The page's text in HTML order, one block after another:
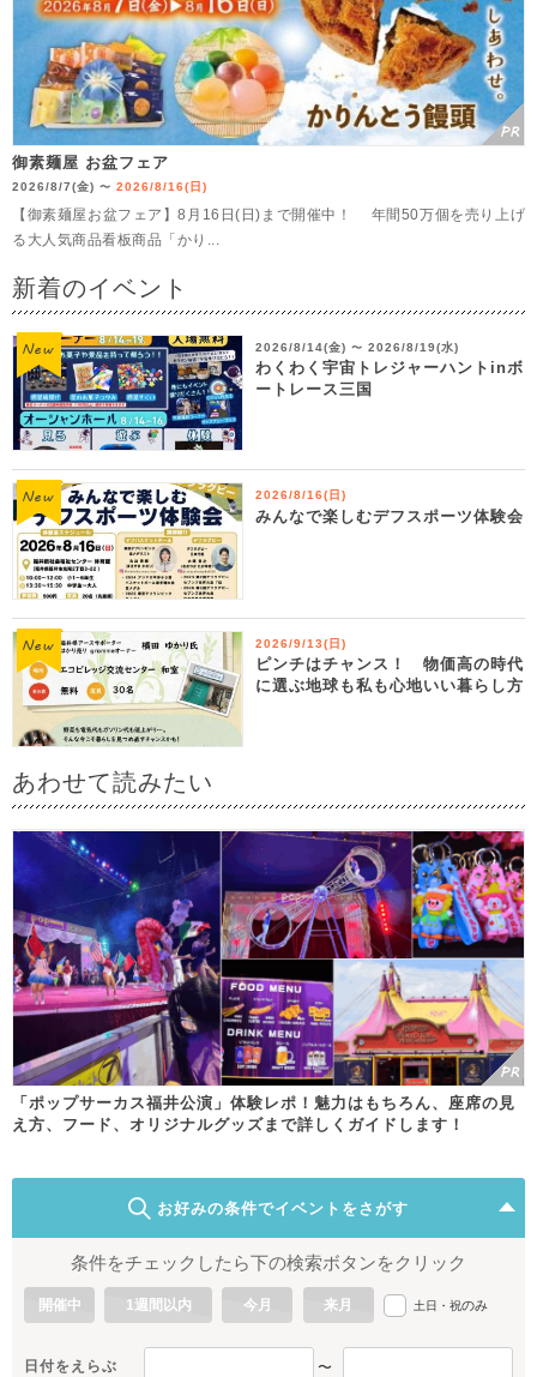
御素麺屋 お盆フェア
2026/8/7(金) 〜 2026/8/16(日)
【御素麺屋お盆フェア】8月16日(日)まで開催中！ 年間50万個を売り上げ
る大人気商品看板商品「かり...
新着のイベント
2026/8/14(金) 〜 2026/8/19(水)
わくわく宇宙トレジャーハントinボ
ートレース三国
2026/8/16(日)
みんなで楽しむデフスポーツ体験会
2026/9/13(日)
ピンチはチャンス！ 物価高の時代
に選ぶ地球も私も心地いい暮らし方
あわせて読みたい
「ポップサーカス福井公演」体験レポ！魅力はもちろん、座席の見
え方、フード、オリジナルグッズまで詳しくガイドします！
お好みの条件でイベントをさがす
条件をチェックしたら下の検索ボタンをクリック
開催中 1週間以内 今月 来月 土日・祝のみ
日付をえらぶ 〜